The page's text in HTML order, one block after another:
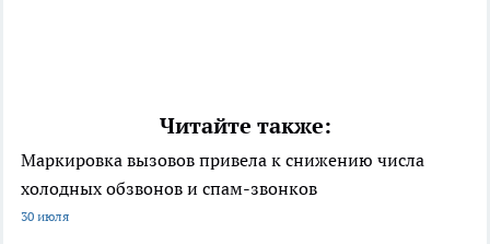
Читайте также:
Маркировка вызовов привела к снижению числа
холодных обзвонов и спам-звонков
30 июля